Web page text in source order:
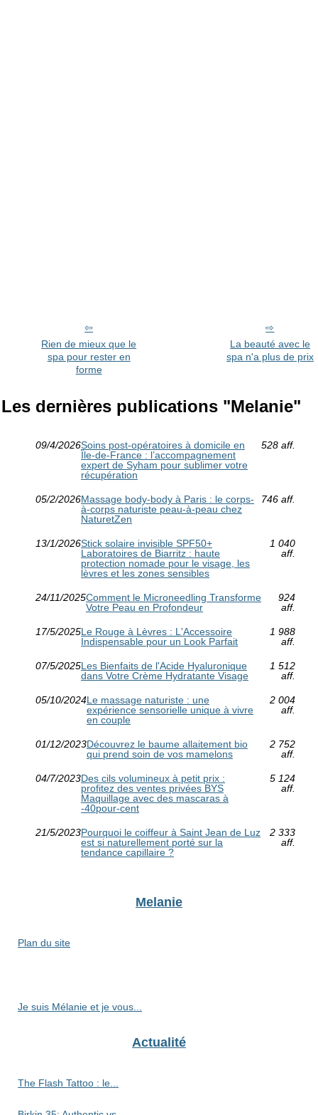
Rien de mieux que le
spa pour rester en
forme
La beauté avec le
spa n'a plus de prix
Les dernières publications "Melanie"
09/4/2026Soins post-opératoires à domicile en
Île-de-France : l’accompagnement
expert de Syham pour sublimer votre
récupération
528 aff.
05/2/2026Massage body-body à Paris : le corps-
à-corps naturiste peau-à-peau chez
NaturetZen
746 aff.
13/1/2026Stick solaire invisible SPF50+
Laboratoires de Biarritz : haute
protection nomade pour le visage, les
lèvres et les zones sensibles
1 040
aff.
24/11/2025Comment le Microneedling Transforme
Votre Peau en Profondeur
924
aff.
17/5/2025Le Rouge à Lèvres : L'Accessoire
Indispensable pour un Look Parfait
1 988
aff.
07/5/2025Les Bienfaits de l'Acide Hyaluronique
dans Votre Crème Hydratante Visage
1 512
aff.
05/10/2024Le massage naturiste : une
expérience sensorielle unique à vivre
en couple
2 004
aff.
01/12/2023Découvrez le baume allaitement bio
qui prend soin de vos mamelons
2 752
aff.
04/7/2023Des cils volumineux à petit prix :
profitez des ventes privées BYS
Maquillage avec des mascaras à
-40pour-cent
5 124
aff.
21/5/2023Pourquoi le coiffeur à Saint Jean de Luz
est si naturellement porté sur la
tendance capillaire ?
2 333
aff.
Melanie
Plan du site
Je suis Mélanie et je vous...
Actualité
The Flash Tattoo : le...